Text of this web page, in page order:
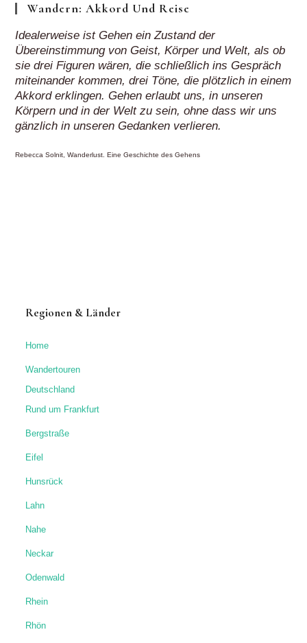
Wandern: Akkord Und Reise
Idealerweise ist Gehen ein Zustand der
Übereinstimmung von Geist, Körper und Welt, als ob
sie drei Figuren wären, die schließlich ins Gespräch
miteinander kommen, drei Töne, die plötzlich in einem
Akkord erklingen. Gehen erlaubt uns, in unseren
Körpern und in der Welt zu sein, ohne dass wir uns
gänzlich in unseren Gedanken verlieren.
Rebecca Solnit, Wanderlust. Eine Geschichte des Gehens
Regionen & Länder
Home
Wandertouren
Deutschland
Rund um Frankfurt
Bergstraße
Eifel
Hunsrück
Lahn
Nahe
Neckar
Odenwald
Rhein
Rhön